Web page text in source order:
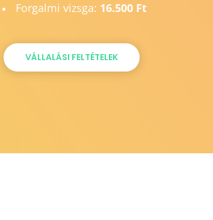
Forgalmi vizsga: 16.500 Ft
VÁLLALÁSI FELTÉTELEK